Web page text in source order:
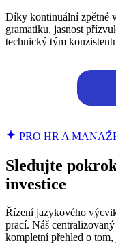
Díky kontinuální zpětné
gramatiku, jasnost
technický tým
PRO HR A
Sledujte
investice
Řízení jazykového
prací. Náš
kompletní přehled o tom,